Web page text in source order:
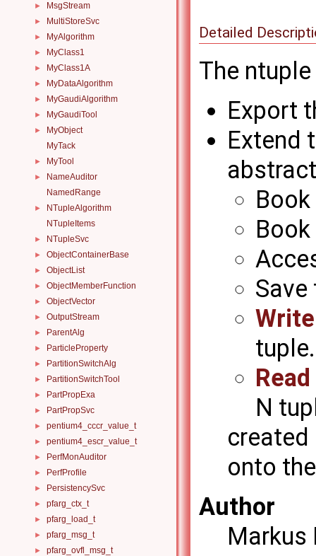
► MsgStream
► MultiStoreSvc
► MyAlgorithm
► MyClass1
► MyClass1A
► MyDataAlgorithm
► MyGaudiAlgorithm
► MyGaudiTool
►
MyObject
MyTack
► MyTool
►
NameAuditor
NamedRange
►
NTupleAlgorithm
NTupleItems
► NTupleSvc
► ObjectContainerBase
► ObjectList
► ObjectMemberFunction
► ObjectVector
► OutputStream
► ParentAlg
► ParticleProperty
► PartitionSwitchAlg
► PartitionSwitchTool
► PartPropExa
► PartPropSvc
► pentium4_cccr_value_t
► pentium4_escr_value_t
► PerfMonAuditor
► PerfProfile
► PersistencySvc
► pfarg_ctx_t
► pfarg_load_t
► pfarg_msg_t
► pfarg_ovfl_msg_t
Detailed
The
Export
Extend
Book
Book
Write
tuple.
Read
N
onto
Author
Markus